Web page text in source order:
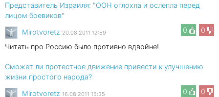
Представитель Израиля: "ООН оглохла и ослепла перед
лицом боевиков"
0
0
Mirotvoretz 20.08.2011 12:59
Читать про Россию было противно вдвойне!
Сможет ли протестное движение привести к улучшению
жизни простого народа?
0
0
Mirotvoretz 16.08.2011 15:35